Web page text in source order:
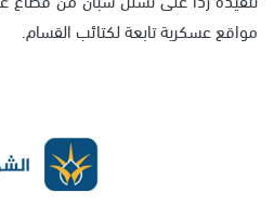
مواقع عسكرية تابعة لكتائب القسام.